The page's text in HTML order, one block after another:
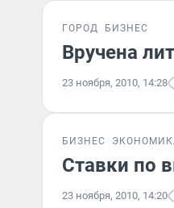
ГОРОД БИЗНЕС
Вручена
23 ноября, 2010, 14:28
БИЗНЕС
Ставки по
23 ноября, 2010, 14:20